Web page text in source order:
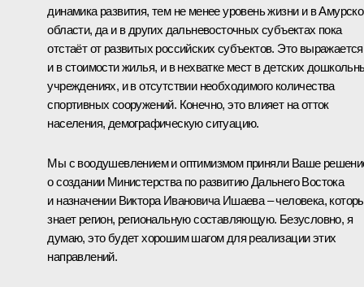
динамика развития, тем не менее уровень жизни и в
области, да и в других дальневосточных субъектах пока
отстаёт от развитых российских субъектов. Это выражается
и в стоимости жилья, и в нехватке мест в детских
учреждениях, и в отсутствии необходимого количества
спортивных сооружений. Конечно, это влияет на отток
населения, демографическую ситуацию.
Мы с воодушевлением и оптимизмом приняли Ваше
о создании Министерства по развитию Дальнего Востока
и назначении Виктора Ивановича Ишаева – человека,
знает регион, региональную составляющую. Безусловно, я
думаю, это будет хорошим шагом для реализации этих
направлений.